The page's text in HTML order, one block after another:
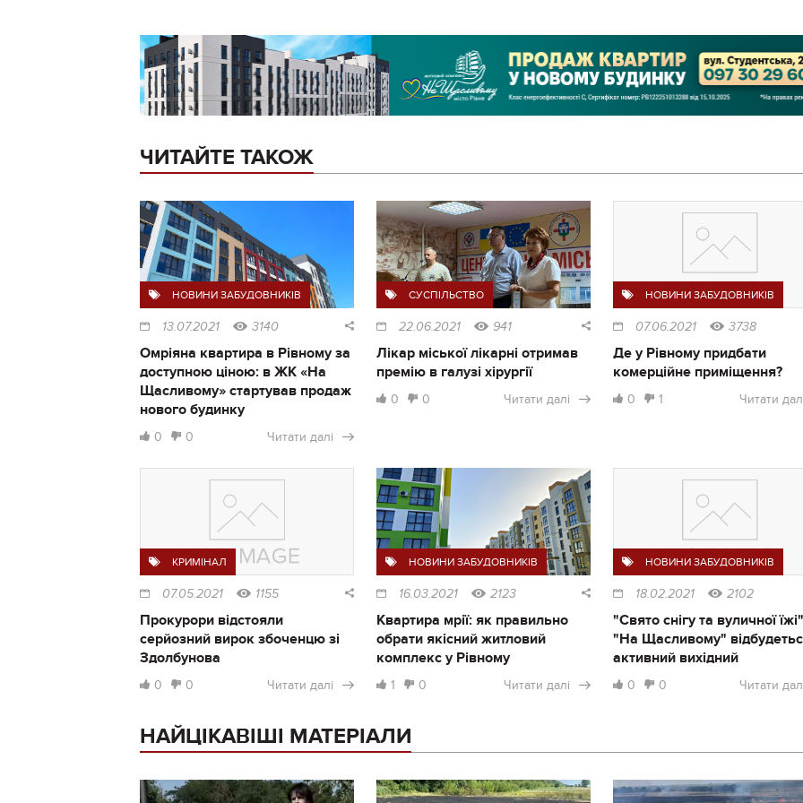
ЧИТАЙТЕ ТАКОЖ
НОВИНИ ЗАБУДОВНИКІВ
13.07.2021 3140
Омріяна квартира в Рівному за
доступною ціною: в ЖК «На
Щасливому» стартував продаж
нового будинку
0 0 Читати далі
СУСПІЛЬСТВО
22.06.2021 941
Лікар міської лікарні отримав
премію в галузі хірургії
0 0 Читати далі
НОВИНИ ЗАБУДОВНИКІВ
07.06.2021 3738
Де у Рівному придбати
комерційне приміщення?
0 1 Читати
КРИМІНАЛ
07.05.2021 1155
Прокурори відстояли
серйозний вирок збоченцю зі
Здолбунова
0 0 Читати далі
НОВИНИ ЗАБУДОВНИКІВ
16.03.2021 2123
Квартира мрії: як правильно
обрати якісний житловий
комплекс у Рівному
1 0 Читати далі
НОВИНИ ЗАБУДОВНИКІВ
18.02.2021 2102
"Свято снігу та вуличної
"На Щасливому"
активний вихідний
0 0 Читати
НАЙЦІКАВІШІ МАТЕРІАЛИ